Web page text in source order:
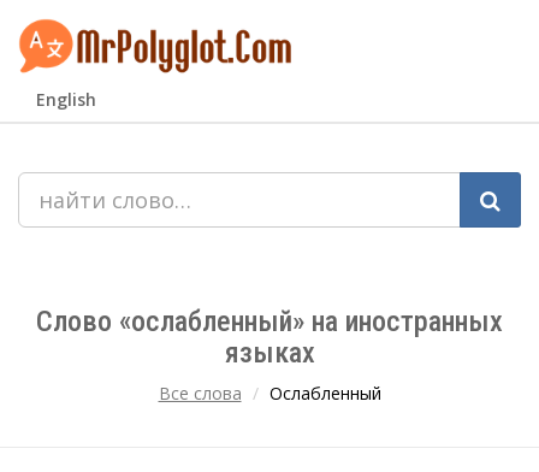
English
Слово «ослабленный» на иностранных
языках
Все слова Ослабленный